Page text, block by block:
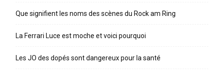
Que signifient les noms des scènes du Rock am Ring
La Ferrari Luce est moche et voici pourquoi
Les JO des dopés sont dangereux pour la santé